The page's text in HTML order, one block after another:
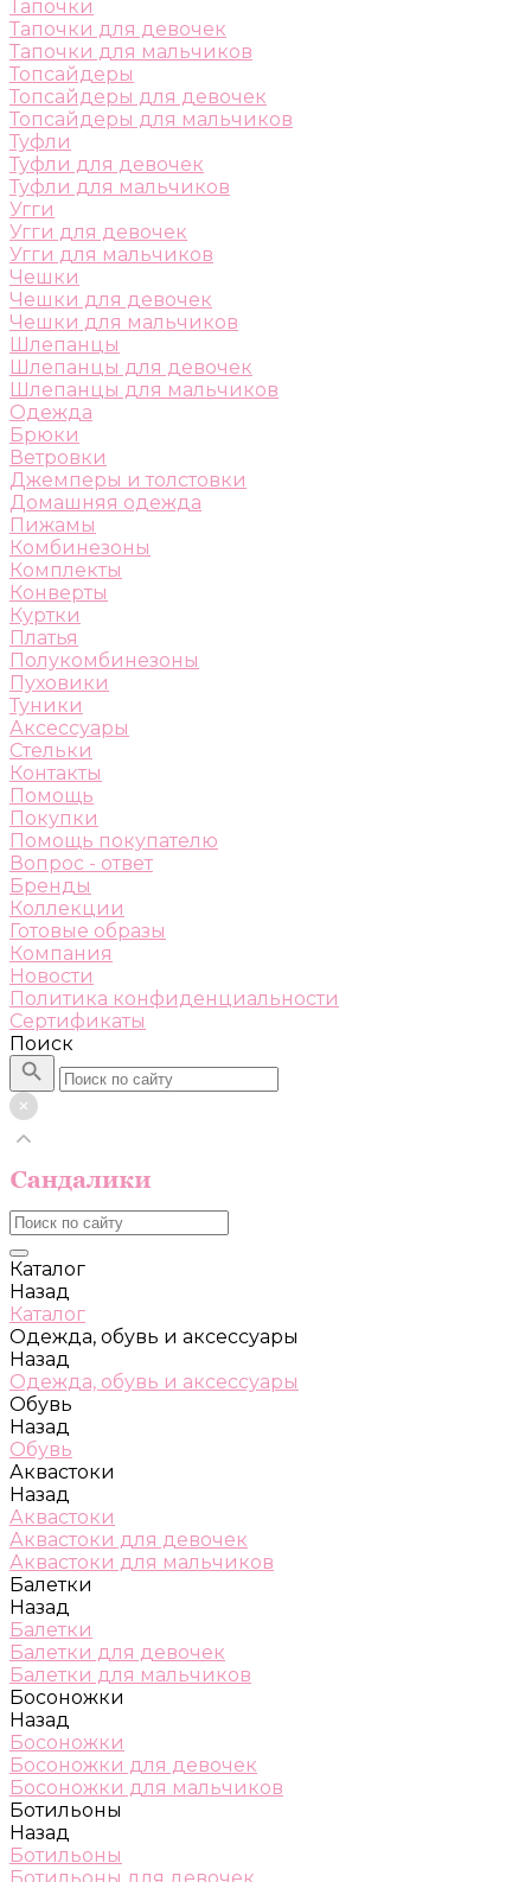
Тапочки
Тапочки для девочек
Тапочки для мальчиков
Топсайдеры
Топсайдеры для девочек
Топсайдеры для мальчиков
Туфли
Туфли для девочек
Туфли для мальчиков
Угги
Угги для девочек
Угги для мальчиков
Чешки
Чешки для девочек
Чешки для мальчиков
Шлепанцы
Шлепанцы для девочек
Шлепанцы для мальчиков
Одежда
Брюки
Ветровки
Джемперы и толстовки
Домашняя одежда
Пижамы
Комбинезоны
Комплекты
Конверты
Куртки
Платья
Полукомбинезоны
Пуховики
Туники
Аксессуары
Стельки
Контакты
Помощь
Покупки
Помощь покупателю
Вопрос - ответ
Бренды
Коллекции
Готовые образы
Компания
Новости
Политика конфиденциальности
Сертификаты
Поиск
Каталог
Назад
Каталог
Одежда, обувь и аксессуары
Назад
Одежда, обувь и аксессуары
Обувь
Назад
Обувь
Аквастоки
Назад
Аквастоки
Аквастоки для девочек
Аквастоки для мальчиков
Балетки
Назад
Балетки
Балетки для девочек
Балетки для мальчиков
Босоножки
Назад
Босоножки
Босоножки для девочек
Босоножки для мальчиков
Ботильоны
Назад
Ботильоны